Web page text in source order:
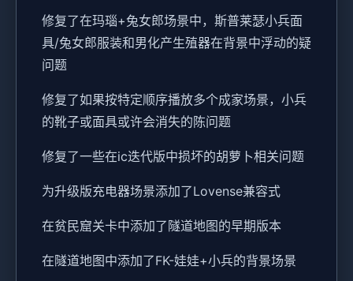
修复了在玛瑙+兔女郎场景中，斯普莱瑟小兵面
具/兔女郎服装和男化产生殖器在背景中浮动的疑
问题
修复了如果按特定顺序播放多个成家场景，小兵
的靴子或面具或许会消失的陈问题
修复了一些在ic迭代版中损坏的胡萝卜相关问题
为升级版充电器场景添加了Lovense兼容式
在贫民窟关卡中添加了隧道地图的早期版本
在隧道地图中添加了FK-娃娃+小兵的背景场景